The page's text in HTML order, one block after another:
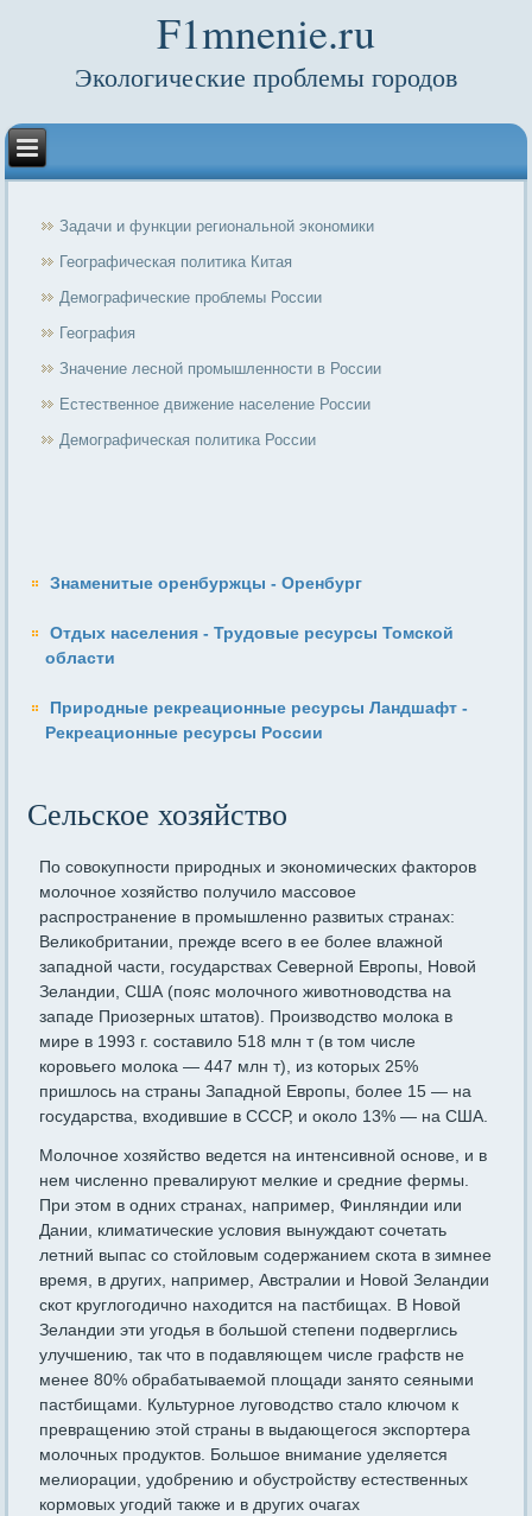
F1mnenie.ru
Экологические проблемы городов
Задачи и функции региональной экономики
Географическая политика Китая
Демографические проблемы России
География
Значение лесной промышленности в России
Естественное движение население России
Демографическая политика России
Знаменитые оренбуржцы - Оренбург
Отдых населения - Трудовые ресурсы Томской
области
Природные рекреационные ресурсы Ландшафт -
Рекреационные ресурсы России
Сельское хозяйство
По совокупности природных и экономических факторов
молоч­ное хозяйство получило массовое
распространение в промышленно развитых странах:
Великобритании, прежде всего в ее более влажной
западной части, государствах Северной Европы, Новой
Зеландии, США (пояс молочного животноводства на
западе Приозерных шта­тов). Производство молока в
мире в 1993 г. составило 518 млн т (в том числе
коровьего молока — 447 млн т), из которых 25%
пришлось на страны Западной Европы, более 15 — на
государства, входившие в СССР, и около 13% — на США.
Молочное хозяйство ведется на интенсивной основе, и в
нем численно превалируют мелкие и средние фермы.
При этом в одних странах, например, Финляндии или
Дании, климатические условия вынуждают сочетать
летний выпас со стойловым содержанием скота в зимнее
время, в других, например, Австралии и Новой Зеландии
скот круглогодично находится на пастбищах. В Новой
Зеландии эти угодья в большой степени подверглись
улучшению, так что в подавляющем числе графств не
менее 80% обрабатываемой площа­ди занято сеяными
пастбищами. Культурное луговодство стало клю­чом к
превращению этой страны в выдающегося экспортера
молоч­ных продуктов. Большое внимание уделяется
мелиорации, удобре­нию и обустройству естественных
кормовых угодий также и в дру­гих очагах